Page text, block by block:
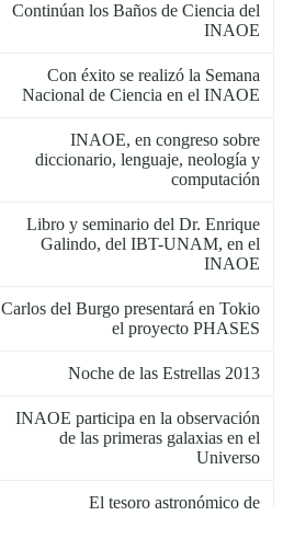
Continúan los Baños de Ciencia del
INAOE
Con éxito se realizó la Semana
Nacional de Ciencia en el INAOE
INAOE, en congreso sobre
diccionario, lenguaje, neología y
computación
Libro y seminario del Dr. Enrique
Galindo, del IBT-UNAM, en el
INAOE
Carlos del Burgo presentará en Tokio
el proyecto PHASES
Noche de las Estrellas 2013
INAOE participa en la observación
de las primeras galaxias en el
Universo
El tesoro astronómico de